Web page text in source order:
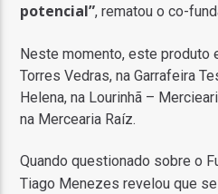
potencial”, rematou o co-
Neste momento, este produto
Torres Vedras, na Garrafeira
Helena, na Lourinhã –
na Mercearia Raíz.
Quando questionado sobre o
Tiago Menezes revelou que